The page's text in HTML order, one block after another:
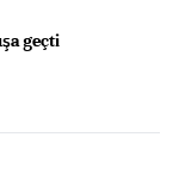
geçti